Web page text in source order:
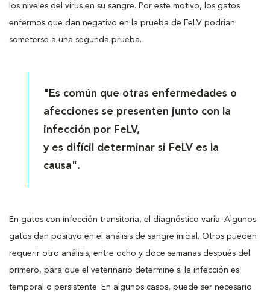
los niveles del virus en su sangre. Por este motivo, los gatos
enfermos que dan negativo en la prueba de FeLV podrían
someterse a una segunda prueba.
"Es común que otras enfermedades o
afecciones se presenten junto con la
infección por FeLV,
y es difícil determinar si FeLV es la
causa".
En gatos con infección transitoria, el diagnóstico varía. Algunos
gatos dan positivo en el análisis de sangre inicial. Otros pueden
requerir otro análisis, entre ocho y doce semanas después del
primero, para que el veterinario determine si la infección es
temporal o persistente. En algunos casos, puede ser necesario